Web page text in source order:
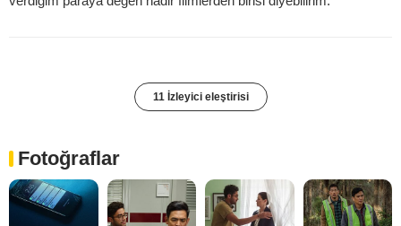
11 İzleyici eleştirisi
Fotoğraflar